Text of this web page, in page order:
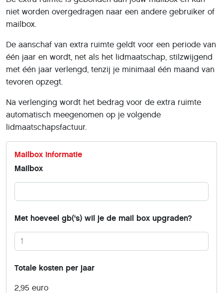
niet worden overgedragen naar een andere gebruiker of
mailbox.
De aanschaf van extra ruimte geldt voor een periode van
één jaar en wordt, net als het lidmaatschap, stilzwijgend
met één jaar verlengd, tenzij je minimaal één maand van
tevoren opzegt.
Na verlenging wordt het bedrag voor de extra ruimte
automatisch meegenomen op je volgende
lidmaatschapsfactuur.
Mailbox informatie
Mailbox
Met hoeveel gb('s) wil je de mail box upgraden?
Totale kosten per jaar
2,95 euro